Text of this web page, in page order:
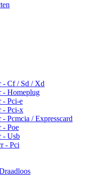
- Cf / Sd / Xd
- Homeplug
- Pci-e
- Pci-x
Pcmcia / Expresscard
- Poe
- Usb
- Pci